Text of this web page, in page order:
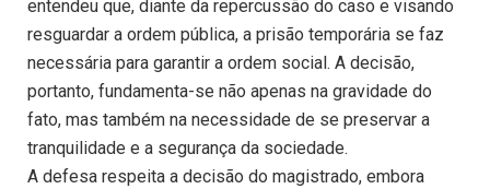
entendeu que, diante da repercussão do caso e visando
resguardar a ordem pública, a prisão temporária se faz
necessária para garantir a ordem social. A decisão,
portanto, fundamenta-se não apenas na gravidade do
fato, mas também na necessidade de se preservar a
tranquilidade e a segurança da sociedade.
A defesa respeita a decisão do magistrado, embora